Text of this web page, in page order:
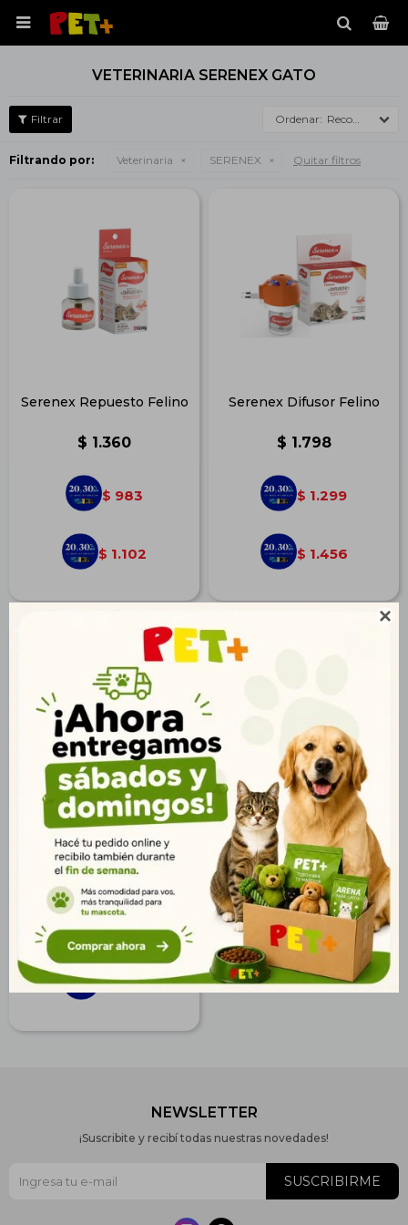


VETERINARIA SERENEX GATO
Recomendados
Filtrando por: Veterinaria SERENEX Quitar filtros
Serenex Repuesto Felino
$ 1.360
$ 983
$ 1.102
Serenex Difusor Felino
$ 1.798
$ 1.299
$ 1.456
Serenex Spray Felino 70
ml
$ 1.401
$ 1.012
$ 1.135
NEWSLETTER
¡Suscribite y recibí todas nuestras novedades!
SUSCRIBIRME